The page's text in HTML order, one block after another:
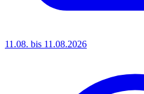
11.08. bis 11.08.2026